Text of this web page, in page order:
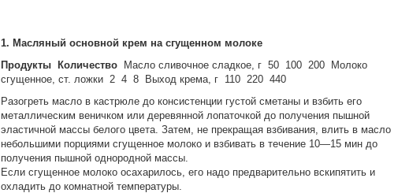
1. Масляный основной крем на сгущенном молоке
Продукты
Количество Масло сливочное сладкое, г 50 100 200 Молоко
сгущенное, ст. ложки 2 4 8 Выход крема, г 110 220 440
Разогреть масло в кастрюле до консистенции густой сметаны и взбить его
металлическим веничком или деревянной лопаточкой до получения пышной
эластичной массы белого цвета. Затем, не прекращая взбивания, влить в масло
небольшими порциями сгущенное молоко и взбивать в течение 10—15 мин до
получения пышной однородной массы.
Если сгущенное молоко осахарилось, его надо предварительно вскипятить и
охладить до комнатной температуры.